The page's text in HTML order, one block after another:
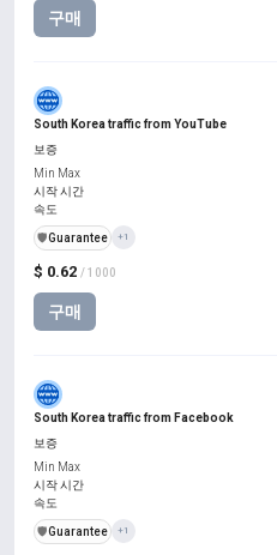
구매
South Korea traffic from YouTube
$ 0.62 / 1000
구매
보증
Min Max
시작 시간
속도
️🛡️Guarantee +1
South Korea traffic from Facebook
보증
Min Max
시작 시간
속도
️🛡️Guarantee +1